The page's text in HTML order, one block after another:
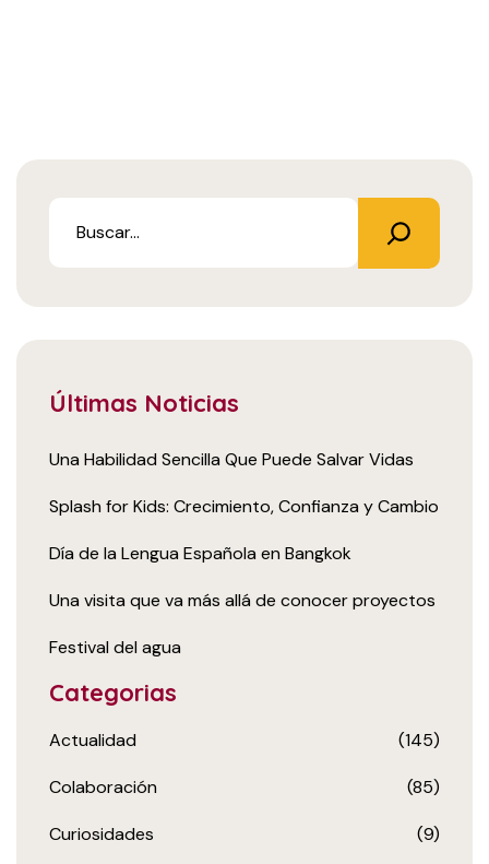
Últimas Noticias
Una Habilidad Sencilla Que Puede Salvar Vidas
Splash for Kids: Crecimiento, Confianza y Cambio
Día de la Lengua Española en Bangkok
Una visita que va más allá de conocer proyectos
Festival del agua
Categorias
Actualidad (145)
Colaboración (85)
Curiosidades (9)